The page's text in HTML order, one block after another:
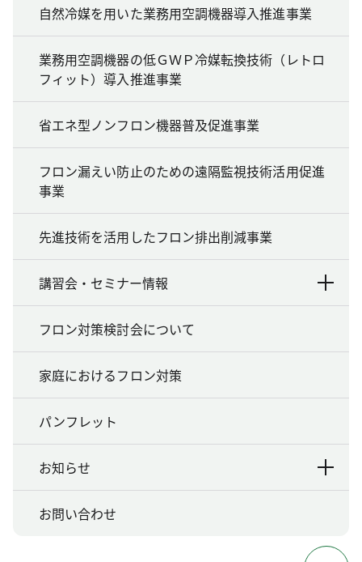
自然冷媒を用いた業務用空調機器導入推進事業
業務用空調機器の低ＧＷＰ冷媒転換技術（レトロ
フィット）導入推進事業
省エネ型ノンフロン機器普及促進事業
フロン漏えい防止のための遠隔監視技術活用促進
事業
先進技術を活用したフロン排出削減事業
講習会・セミナー情報
フロン対策検討会について
家庭におけるフロン対策
パンフレット
お知らせ
お問い合わせ